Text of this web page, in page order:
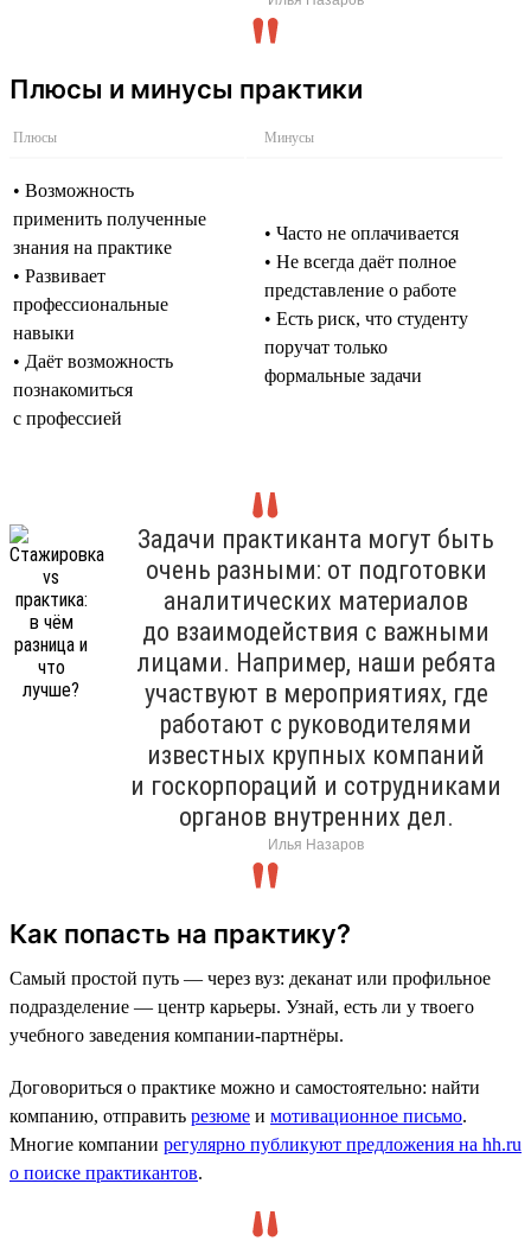
Плюсы и минусы практики
Плюсы Минусы
• Возможность
применить полученные
знания на практике
• Развивает
профессиональные
навыки
• Даёт возможность
познакомиться
с профессией
• Часто не оплачивается
• Не всегда даёт полное
представление о работе
• Есть риск, что студенту
поручат только
формальные задачи
Задачи практиканта могут быть
очень разными: от подготовки
аналитических материалов
до взаимодействия с важными
лицами. Например, наши ребята
участвуют в мероприятиях, где
работают с руководителями
известных крупных компаний
и госкорпораций и сотрудниками
органов внутренних дел.
Илья Назаров
Как попасть на практику?
Самый простой путь — через вуз: деканат или профильное
подразделение — центр карьеры. Узнай, есть ли у твоего
учебного заведения компании-партнёры.
Договориться о практике можно и самостоятельно: найти
компанию, отправить резюме и мотивационное письмо.
Многие компании регулярно публикуют предложения на hh.ru
о поиске практикантов.